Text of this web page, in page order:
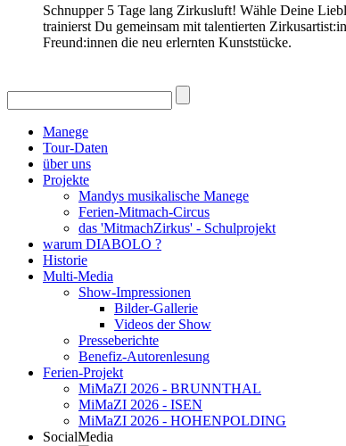
Schnupper 5 Tage lang Zirkusluft! Wähle Deine
trainierst Du gemeinsam mit talentierten
Freund:innen die neu erlernten Kunststücke.
Manege
Tour-Daten
über uns
Projekte
Mandys musikalische Manege
Ferien-Mitmach-Circus
das 'MitmachZirkus' - Schulprojekt
warum DIABOLO ?
Historie
Multi-Media
Show-Impressionen
Bilder-Gallerie
Videos der Show
Presseberichte
Benefiz-Autorenlesung
Ferien-Projekt
MiMaZI 2026 - BRUNNTHAL
MiMaZI 2026 - ISEN
MiMaZI 2026 - HOHENPOLDING
SocialMedia